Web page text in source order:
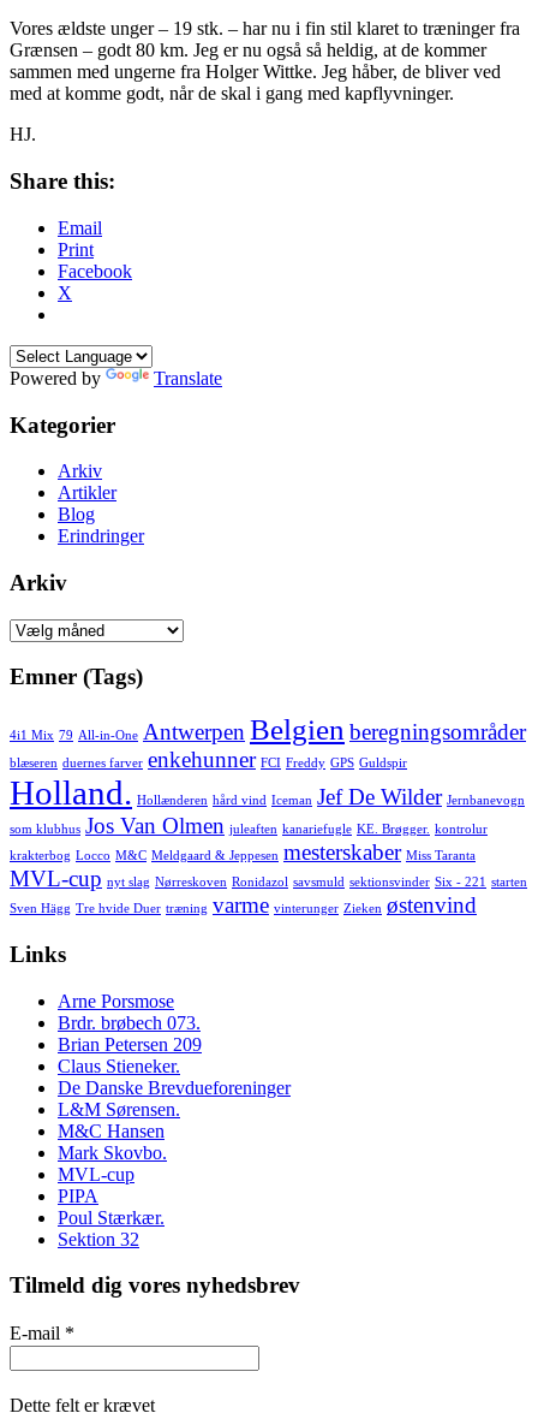
Vores ældste unger – 19 stk. – har nu i fin stil klaret to træninger fra
Grænsen – godt 80 km. Jeg er nu også så heldig, at de kommer
sammen med ungerne fra Holger Wittke. Jeg håber, de bliver ved
med at komme godt, når de skal i gang med kapflyvninger.
HJ.
Share this:
Email
Print
Facebook
X
Powered by Translate
Kategorier
Arkiv
Artikler
Blog
Erindringer
Arkiv
Arkiv
Emner (Tags)
4i1 Mix 79 All-in-One Antwerpen Belgien beregningsområder
blæseren duernes farver enkehunner FCI Freddy GPS Guldspir
Holland. Hollænderen hård vind Iceman Jef De Wilder Jernbanevogn
som klubhus Jos Van Olmen juleaften kanariefugle KE. Brøgger. kontrolur
krakterbog Locco M&C Meldgaard & Jeppesen mesterskaber Miss Taranta
MVL-cup nyt slag Nørreskoven Ronidazol savsmuld sektionsvinder Six - 221
starten
Sven Hägg Tre hvide Duer træning varme vinterunger Zieken østenvind
Links
Arne Porsmose
Brdr. brøbech 073.
Brian Petersen 209
Claus Stieneker.
De Danske Brevdueforeninger
L&M Sørensen.
M&C Hansen
Mark Skovbo.
MVL-cup
PIPA
Poul Stærkær.
Sektion 32
Tilmeld dig vores nyhedsbrev
E-mail *
Dette felt er krævet